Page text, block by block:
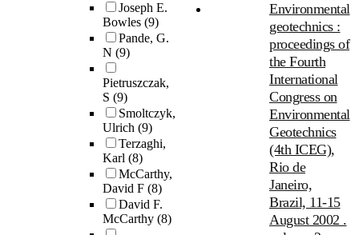
Joseph E.
Bowles (9)
Pande, G.
N (9)
Pietruszczak,
S (9)
Smoltczyk,
Ulrich (9)
Terzaghi,
Karl (8)
McCarthy,
David F (8)
David F.
McCarthy (8)
Environmental
geotechnics :
proceedings of
the Fourth
International
Congress on
Environmental
Geotechnics
(4th ICEG),
Rio de
Janeiro,
Brazil, 11-15
August 2002 .